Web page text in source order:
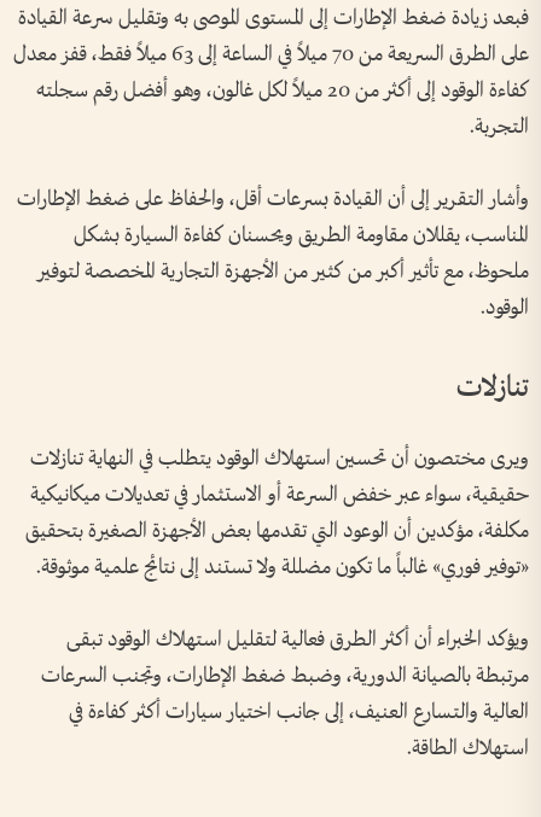
فبعد زيادة ضغط الإطارات إلى المستوى الموصى به وتقليل سرعة القيادة
على الطرق السريعة من 70 ميلاً في الساعة إلى 63 ميلاً فقط، قفز معدل
كفاءة الوقود إلى أكثر من 20 ميلاً لكل غالون، وهو أفضل رقم سجلته
التجربة.
وأشار التقرير إلى أن القيادة بسرعات أقل، والحفاظ على ضغط الإطارات
المناسب، يقللان مقاومة الطريق ويحسنان كفاءة السيارة بشكل
ملحوظ، مع تأثير أكبر من كثير من الأجهزة التجارية المخصصة لتوفير
الوقود.
تنازلات
ويرى مختصون أن تحسين استهلاك الوقود يتطلب في النهاية تنازلات
حقيقية، سواء عبر خفض السرعة أو الاستثمار في تعديلات ميكانيكية
مكلفة، مؤكدين أن الوعود التي تقدمها بعض الأجهزة الصغيرة بتحقيق
«توفير فوري» غالباً ما تكون مضللة ولا تستند إلى نتائج علمية موثوقة.
ويؤكد الخبراء أن أكثر الطرق فعالية لتقليل استهلاك الوقود تبقى
مرتبطة بالصيانة الدورية، وضبط ضغط الإطارات، وتجنب السرعات
العالية والتسارع العنيف، إلى جانب اختيار سيارات أكثر كفاءة في
استهلاك الطاقة.